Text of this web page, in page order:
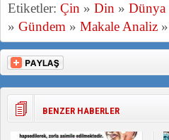
Etiketler: Çin » Din » Dünya
» Gündem » Makale Analiz »
BENZER HABERLER